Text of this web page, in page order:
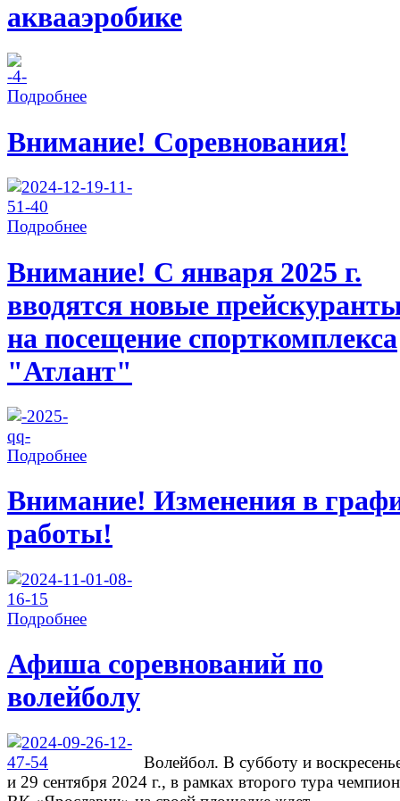
аквааэробике
Подробнее
Внимание! Соревнования!
Подробнее
Внимание! С января 2025 г.
вводятся новые
на посещение спорткомплекса
"Атлант"
Подробнее
Внимание! Изменения в
работы!
Подробнее
Афиша соревнований по
волейболу
Волейбол. В субботу и
и 29 сентября 2024 г., в рамках второго тура